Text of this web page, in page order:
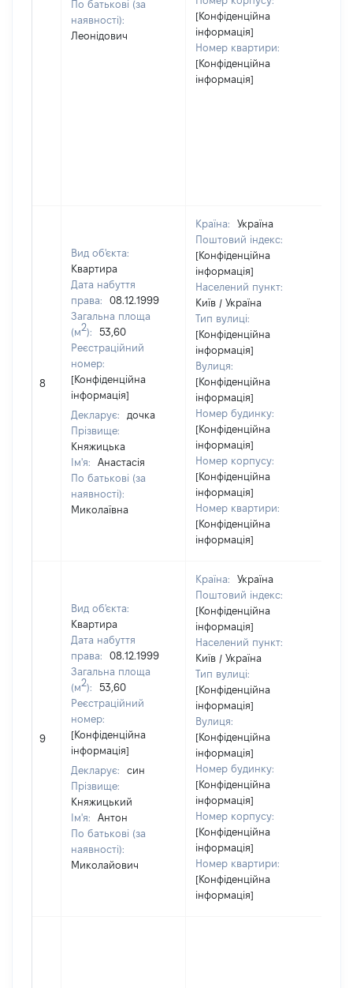
По батькові (за
наявності):
Леонідович
[Конфіденційна
інформація]
Номер квартири:
[Конфіденційна
інформація]
8
Вид об'єкта:
Квартира
Дата набуття
права:
08.12.1999
Загальна площа
(м2):
53,60
Реєстраційний
номер:
[Конфіденційна
інформація]
Декларує:
дочка
Прізвище:
Княжицька
Ім'я:
Анастасія
По батькові (за
наявності):
Миколаївна
Країна:
Україна
Поштовий індекс:
[Конфіденційна
інформація]
Населений пункт:
Київ / Україна
Тип вулиці:
[Конфіденційна
інформація]
Вулиця:
[Конфіденційна
інформація]
Номер будинку:
[Конфіденційна
інформація]
Номер корпусу:
[Конфіденційна
інформація]
Номер квартири:
[Конфіденційна
інформація]
9
Вид об'єкта:
Квартира
Дата набуття
права:
08.12.1999
Загальна площа
(м2):
53,60
Реєстраційний
номер:
[Конфіденційна
інформація]
Декларує:
син
Прізвище:
Княжицький
Ім'я:
Антон
По батькові (за
наявності):
Миколайович
Країна:
Україна
Поштовий індекс:
[Конфіденційна
інформація]
Населений пункт:
Київ / Україна
Тип вулиці:
[Конфіденційна
інформація]
Вулиця:
[Конфіденційна
інформація]
Номер будинку:
[Конфіденційна
інформація]
Номер корпусу:
[Конфіденційна
інформація]
Номер квартири:
[Конфіденційна
інформація]